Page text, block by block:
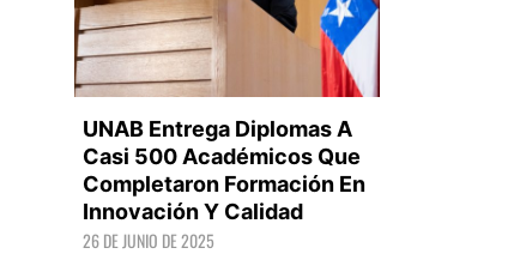
LEER +
UNAB Entrega Diplomas A
Casi 500 Académicos Que
Completaron Formación En
Innovación Y Calidad
26 DE JUNIO DE 2025